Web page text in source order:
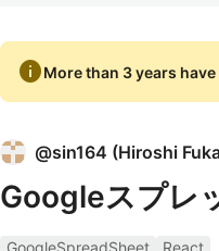
infoMore than 3 years
@sin164 (Hiroshi
Googleスプレ
GoogleSpreadSheet
React